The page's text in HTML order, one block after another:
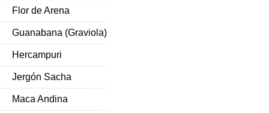
Flor de Arena
Guanabana (Graviola)
Hercampuri
Jergón Sacha
Maca Andina